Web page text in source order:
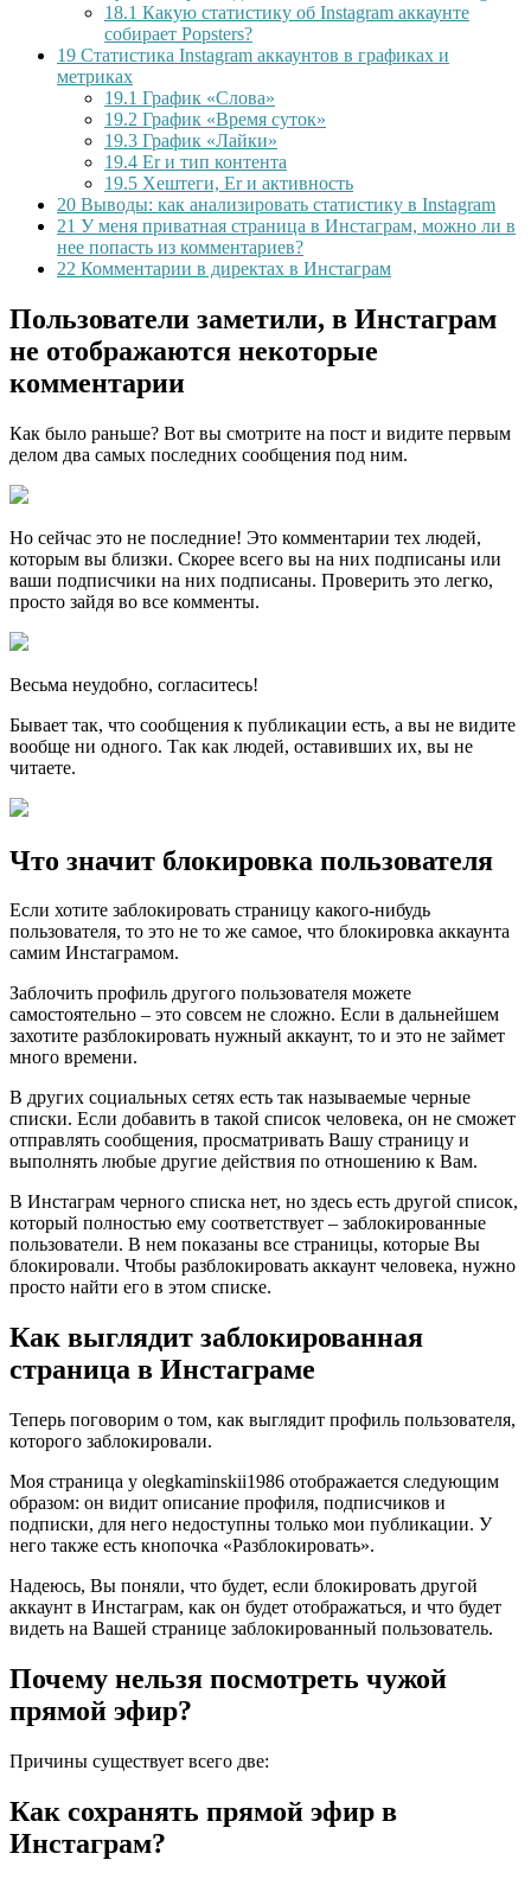
18.1 Какую статистику об Instagram аккаунте
собирает Popsters?
19 Статистика Instagram аккаунтов в графиках и
метриках
19.1 График «Слова»
19.2 График «Время суток»
19.3 График «Лайки»
19.4 Er и тип контента
19.5 Хештеги, Er и активность
20 Выводы: как анализировать статистику в Instagram
21 У меня приватная страница в Инстаграм, можно ли в
нее попасть из комментариев?
22 Комментарии в директах в Инстаграм
Пользователи заметили, в Инстаграм
не отображаются некоторые
комментарии
Как было раньше? Вот вы смотрите на пост и видите первым
делом два самых последних сообщения под ним.
Но сейчас это не последние! Это комментарии тех людей,
которым вы близки. Скорее всего вы на них подписаны или
ваши подписчики на них подписаны. Проверить это легко,
просто зайдя во все комменты.
Весьма неудобно, согласитесь!
Бывает так, что сообщения к публикации есть, а вы не видите
вообще ни одного. Так как людей, оставивших их, вы не
читаете.
Что значит блокировка пользователя
Если хотите заблокировать страницу какого-нибудь
пользователя, то это не то же самое, что блокировка аккаунта
самим Инстаграмом.
Заблочить профиль другого пользователя можете
самостоятельно – это совсем не сложно. Если в дальнейшем
захотите разблокировать нужный аккаунт, то и это не займет
много времени.
В других социальных сетях есть так называемые черные
списки. Если добавить в такой список человека, он не сможет
отправлять сообщения, просматривать Вашу страницу и
выполнять любые другие действия по отношению к Вам.
В Инстаграм черного списка нет, но здесь есть другой список,
который полностью ему соответствует – заблокированные
пользователи. В нем показаны все страницы, которые Вы
блокировали. Чтобы разблокировать аккаунт человека, нужно
просто найти его в этом списке.
Как выглядит заблокированная
страница в Инстаграме
Теперь поговорим о том, как выглядит профиль пользователя,
которого заблокировали.
Моя страница у olegkaminskii1986 отображается следующим
образом: он видит описание профиля, подписчиков и
подписки, для него недоступны только мои публикации. У
него также есть кнопочка «Разблокировать».
Надеюсь, Вы поняли, что будет, если блокировать другой
аккаунт в Инстаграм, как он будет отображаться, и что будет
видеть на Вашей странице заблокированный пользователь.
Почему нельзя посмотреть чужой
прямой эфир?
Причины существует всего две:
Как сохранять прямой эфир в
Инстаграм?